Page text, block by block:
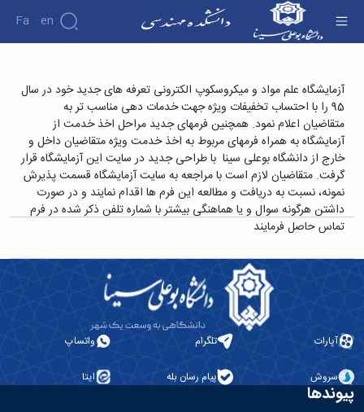
Fa En
دانشکده
درباره
دانشکده
تاریخچه
ریاست
دانشکده
آلبوم
عکس
اطلاعات
تماس
پژوهشی
تحصیلات
تکمیلی
پژوهش
نشریات
اعلام تعرفه و فرم های جدید آزمایشگاه در سال 95
- دانشکده فنی و مهندسی
آزمایشگاه علم مواد و میکروسکوپ الکترونی تعرفه های جدید خود در سال
95 را با احتساب تخفیفات ویژه جهت خدمات دهی مناسب تر به
متقاضیان اعلام نمود. همچنین فرمهای جدید مراحل اخذ خدمت از
آزمایشگاه به همراه فرمهای مربوط به اخذ خدمت ویژه متقاضیان داخل و
خارج از دانشگاه بوعلی سینا با طراحی جدید در سایت این آزمایشگاه قرار
گرفت. متقاضیان لازم است با مراجعه به سایت آزمایشگاه قسمت پذیرش
نمونه، نسبت به دریافت و مطالعه این فرم ها اقدام نمایند و در صورت
داشتن هرگونه سوال و یا هماهنگی بیشتر با شماره تلفن ذکر شده در فرم
تماس حاصل فرمایند
آپارات تلگرام واتساپ
سروش پیام رسان بله ایتا
پیوندها